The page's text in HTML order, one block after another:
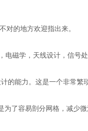
对的地方欢迎指出来。
电磁学，天线设计，信号
的能力。这是一个非常
为了容易剖分网格，减少